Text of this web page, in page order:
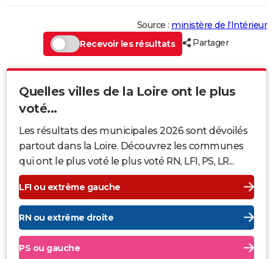
Source : ministère de l’Intérieur
Recevoir les résultats
Partager
Quelles villes de la Loire ont le plus
voté...
Les résultats des municipales 2026 sont dévoilés
partout dans la Loire. Découvrez les communes
qui ont le plus voté le plus voté RN, LFI, PS, LR...
LFI ou extrême gauche
RN ou extrême droite
PS ou gauche